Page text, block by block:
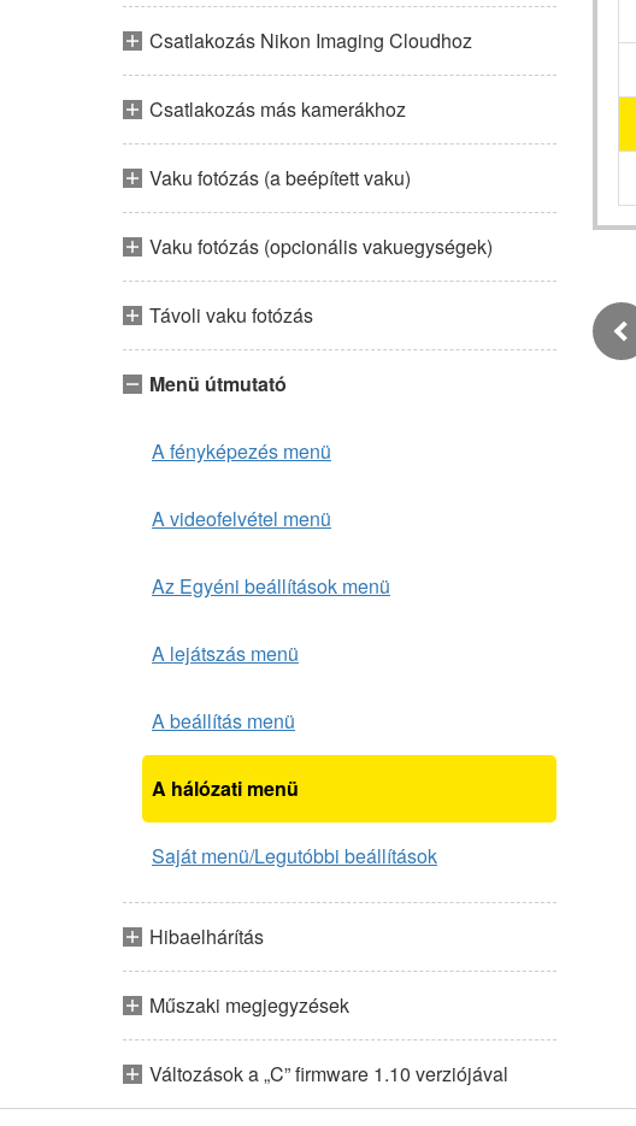
Csatlakozás Nikon Imaging Cloudhoz
Csatlakozás más kamerákhoz
Vaku fotózás (a beépített vaku)
Vaku fotózás (opcionális vakuegységek)
Távoli vaku fotózás
Menü útmutató
A fényképezés menü
A videofelvétel menü
Az Egyéni beállítások menü
A lejátszás menü
A beállítás menü
A hálózati menü
Saját menü/Legutóbbi beállítások
Hibaelhárítás
Műszaki megjegyzések
Változások a „C” firmware 1.10 verziójával